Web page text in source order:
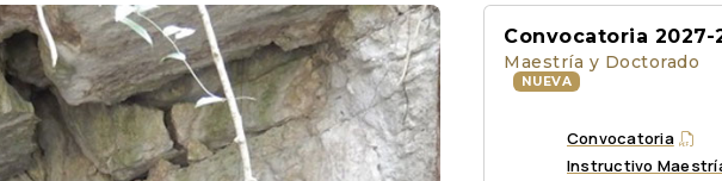
Convocatoria 2027-
Maestría y Doctorado
NUEVA
Convocatoria
Instructivo